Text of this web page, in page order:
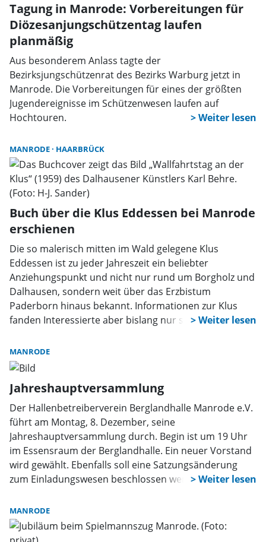
Tagung in Manrode: Vorbereitungen für
Diözesanjungschützentag laufen
planmäßig
Aus besonderem Anlass tagte der
Bezirksjungschützenrat des Bezirks Warburg jetzt in
Manrode. Die Vorbereitungen für eines der größten
Jugendereignisse im Schützenwesen laufen auf
Hochtouren.
MANRODE HAARBRÜCK
Buch über die Klus Eddessen bei Manrode
erschienen
Die so malerisch mitten im Wald gelegene Klus
Eddessen ist zu jeder Jahreszeit ein beliebter
Anziehungspunkt und nicht nur rund um Borgholz und
Dalhausen, sondern weit über das Erzbistum
Paderborn hinaus bekannt. Informationen zur Klus
fanden Interessierte aber bislang nur spärlich. Seit
„Die Klus Eddessen in Geschichte und Gegenwart“.
MANRODE
Jahreshauptversammlung
Der Hallenbetreiberverein Berglandhalle Manrode e.V.
führt am Montag, 8. Dezember, seine
Jahreshauptversammlung durch. Begin ist um 19 Uhr
im Essensraum der Berglandhalle. Ein neuer Vorstand
wird gewählt. Ebenfalls soll eine Satzungsänderung
zum Einladungswesen beschlossen werden.
MANRODE